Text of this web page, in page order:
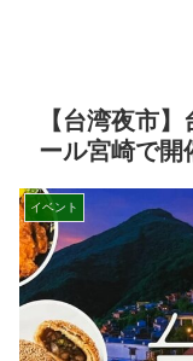
【台湾夜市
ール宮崎で開
イベント